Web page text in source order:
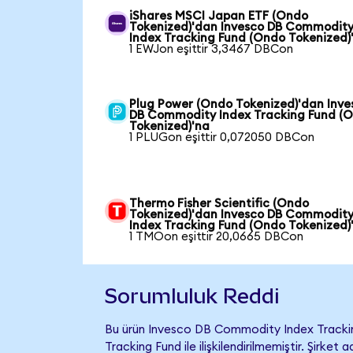
iShares MSCI Japan ETF (Ondo
Tokenized)'dan Invesco DB
Index Tracking Fund (Ondo
1 EWJon eşittir 3,3467 DBCon
Plug Power (Ondo Tokenized)'dan
DB Commodity Index Tracking Fund
Tokenized)'na
1 PLUGon eşittir 0,072050 DBCon
Thermo Fisher Scientific (Ondo
Tokenized)'dan Invesco DB
Index Tracking Fund (Ondo
1 TMOon eşittir 20,0665 DBCon
Sorumluluk Reddi
Bu ürün Invesco DB Commodity Index
Tracking Fund ile ilişkilendirilmemiştir. Şirket